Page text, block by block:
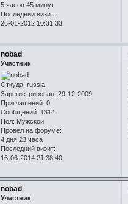
5 часов 45 минут
Последний визит:
26-01-2012 10:31:33
nobad
Участник
Откуда: russia
Зарегистрирован: 29-12-2009
Приглашений: 0
Сообщений: 1314
Пол: Мужской
Провел на форуме:
4 дня 23 часа
Последний визит:
16-06-2014 21:38:40
nobad
Участник